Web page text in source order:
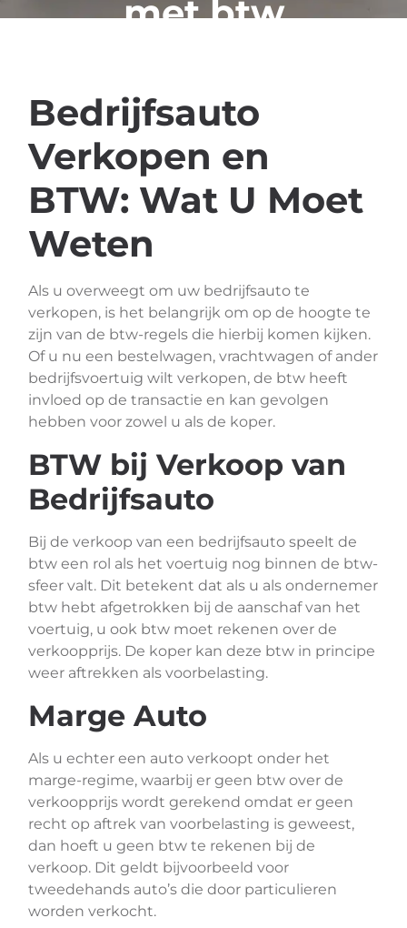
met btw
Bedrijfsauto
Verkopen en
BTW: Wat U Moet
Weten
Als u overweegt om uw bedrijfsauto te
verkopen, is het belangrijk om op de hoogte te
zijn van de btw-regels die hierbij komen kijken.
Of u nu een bestelwagen, vrachtwagen of ander
bedrijfsvoertuig wilt verkopen, de btw heeft
invloed op de transactie en kan gevolgen
hebben voor zowel u als de koper.
BTW bij Verkoop van
Bedrijfsauto
Bij de verkoop van een bedrijfsauto speelt de
btw een rol als het voertuig nog binnen de btw-
sfeer valt. Dit betekent dat als u als ondernemer
btw hebt afgetrokken bij de aanschaf van het
voertuig, u ook btw moet rekenen over de
verkoopprijs. De koper kan deze btw in principe
weer aftrekken als voorbelasting.
Marge Auto
Als u echter een auto verkoopt onder het
marge-regime, waarbij er geen btw over de
verkoopprijs wordt gerekend omdat er geen
recht op aftrek van voorbelasting is geweest,
dan hoeft u geen btw te rekenen bij de
verkoop. Dit geldt bijvoorbeeld voor
tweedehands auto’s die door particulieren
worden verkocht.